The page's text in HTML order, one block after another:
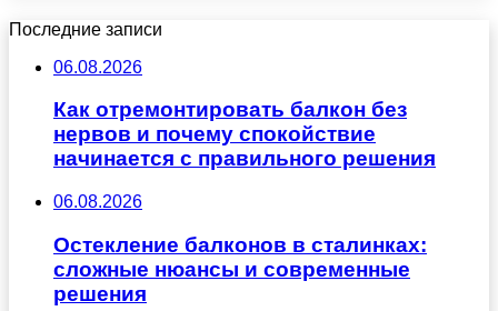
Последние записи
06.08.2026
Как отремонтировать балкон без
нервов и почему спокойствие
начинается с правильного решения
06.08.2026
Остекление балконов в сталинках:
сложные нюансы и современные
решения